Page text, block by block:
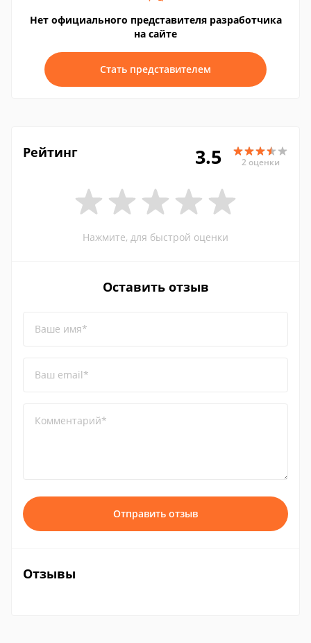
Нет официального представителя разработчика
на сайте
Стать представителем
Рейтинг 3.5 2 оценки
Нажмите, для быстрой оценки
Оставить отзыв
Ваше имя*
Ваш email*
Комментарий*
Отправить отзыв
Отзывы